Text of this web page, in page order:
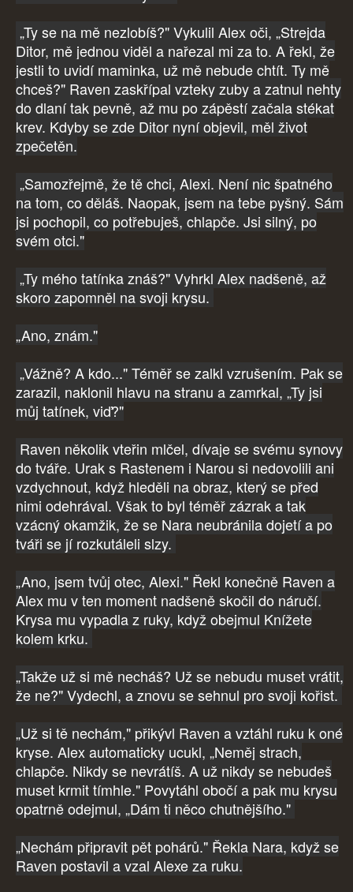
„Ty se na mě nezlobíš?" Vykulil Alex oči, „Strejda
Ditor, mě jednou viděl a nařezal mi za to. A řekl, že
jestli to uvidí maminka, už mě nebude chtít. Ty mě
chceš?" Raven zaskřípal vzteky zuby a zatnul nehty
do dlaní tak pevně, až mu po zápěstí začala stékat
krev. Kdyby se zde Ditor nyní objevil, měl život
zpečetěn.
„Samozřejmě, že tě chci, Alexi. Není nic špatného
na tom, co děláš. Naopak, jsem na tebe pyšný. Sám
jsi pochopil, co potřebuješ, chlapče. Jsi silný, po
svém otci."
„Ty mého tatínka znáš?" Vyhrkl Alex nadšeně, až
skoro zapomněl na svoji krysu.
„Ano, znám."
„Vážně? A kdo..." Téměř se zalkl vzrušením. Pak se
zarazil, naklonil hlavu na stranu a zamrkal, „Ty jsi
můj tatínek, viď?"
Raven několik vteřin mlčel, dívaje se svému synovy
do tváře. Urak s Rastenem i Narou si nedovolili ani
vzdychnout, když hleděli na obraz, který se před
nimi odehrával. Však to byl téměř zázrak a tak
vzácný okamžik, že se Nara neubránila dojetí a po
tváři se jí rozkutáleli slzy.
„Ano, jsem tvůj otec, Alexi." Řekl konečně Raven a
Alex mu v ten moment nadšeně skočil do náručí.
Krysa mu vypadla z ruky, když obejmul Knížete
kolem krku.
„Takže už si mě necháš? Už se nebudu muset vrátit,
že ne?" Vydechl, a znovu se sehnul pro svoji kořist.
„Už si tě nechám," přikývl Raven a vztáhl ruku k oné
kryse. Alex automaticky ucukl, „Neměj strach,
chlapče. Nikdy se nevrátíš. A už nikdy se nebudeš
muset krmit tímhle." Povytáhl obočí a pak mu krysu
opatrně odejmul, „Dám ti něco chutnějšího."
„Nechám připravit pět pohárů." Řekla Nara, když se
Raven postavil a vzal Alexe za ruku.